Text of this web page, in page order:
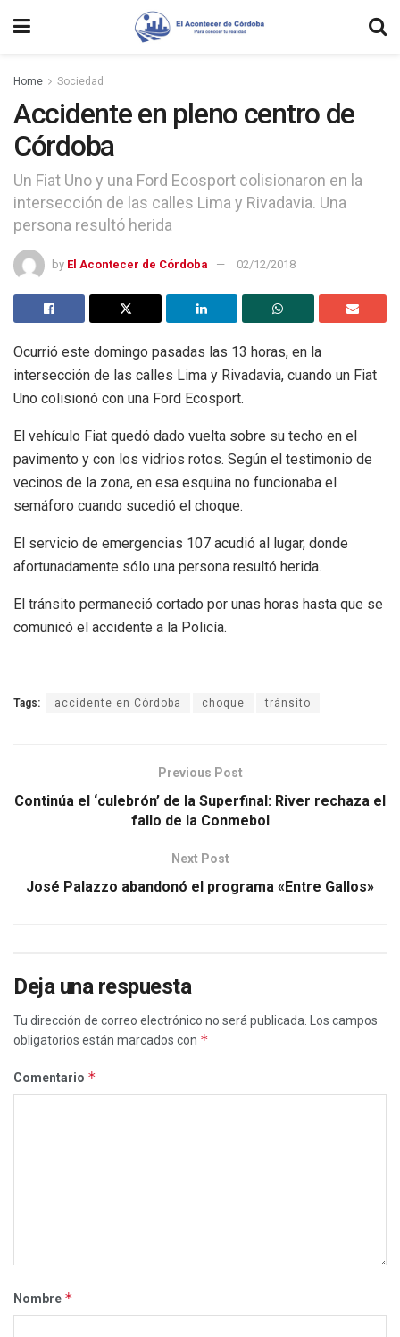
Home Sociedad
Accidente en pleno centro de
Córdoba
Un Fiat Uno y una Ford Ecosport colisionaron en la
intersección de las calles Lima y Rivadavia. Una
persona resultó herida
by El Acontecer de Córdoba 02/12/2018
Ocurrió este domingo pasadas las 13 horas, en la
intersección de las calles Lima y Rivadavia, cuando un Fiat
Uno colisionó con una Ford Ecosport.
El vehículo Fiat quedó dado vuelta sobre su techo en el
pavimento y con los vidrios rotos. Según el testimonio de
vecinos de la zona, en esa esquina no funcionaba el
semáforo cuando sucedió el choque.
El servicio de emergencias 107 acudió al lugar, donde
afortunadamente sólo una persona resultó herida.
El tránsito permaneció cortado por unas horas hasta que se
comunicó el accidente a la Policía.
Tags: accidente en Córdoba choque tránsito
Previous Post
Continúa el ‘culebrón’ de la Superfinal: River rechaza el
fallo de la Conmebol
Next Post
José Palazzo abandonó el programa «Entre Gallos»
Deja una respuesta
Tu dirección de correo electrónico no será publicada.
Los campos
obligatorios están marcados con *
Comentario *
Nombre *